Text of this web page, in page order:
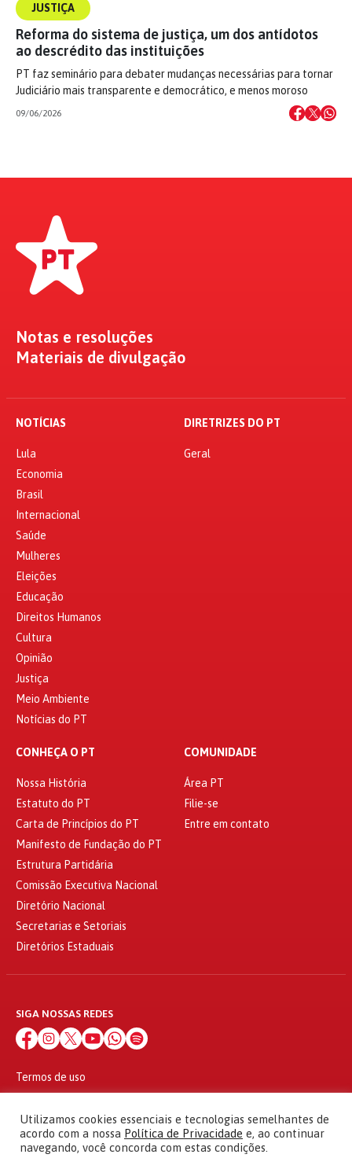
JUSTIÇA
Reforma do sistema de justiça, um dos antídotos
ao descrédito das instituições
PT faz seminário para debater mudanças necessárias para tornar
Judiciário mais transparente e democrático, e menos moroso
09/06/2026
Notas e resoluções
Materiais de divulgação
NOTÍCIAS
Lula
Economia
Brasil
Internacional
Saúde
Mulheres
Eleições
Educação
Direitos Humanos
Cultura
Opinião
Justiça
Meio Ambiente
Notícias do PT
DIRETRIZES DO PT
Geral
CONHEÇA O PT
Nossa História
Estatuto do PT
Carta de Princípios do PT
Manifesto de Fundação do PT
Estrutura Partidária
Comissão Executiva Nacional
Diretório Nacional
Secretarias e Setoriais
Diretórios Estaduais
COMUNIDADE
Área PT
Filie-se
Entre em contato
SIGA NOSSAS REDES
Termos de uso
Política de privacidade
© 2010 - 2026
Partido dos Trabalhadores Todos os direitos reservados
Utilizamos cookies essenciais e tecnologias semelhantes de
acordo com a nossa Política de Privacidade e, ao continuar
navegando, você concorda com estas condições.